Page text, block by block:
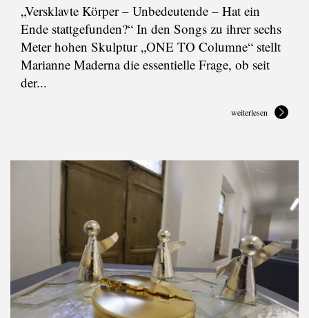
„Versklavte Körper – Unbedeutende – Hat ein
Ende stattgefunden?“ In den Songs zu ihrer sechs
Meter hohen Skulptur „ONE TO Columne“ stellt
Marianne Maderna die essentielle Frage, ob seit
der...
weiterlesen